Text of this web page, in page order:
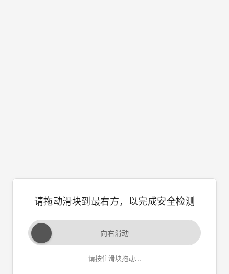
请拖动滑块到最右方，以完成安全检测
向右滑动
请按住滑块拖动...